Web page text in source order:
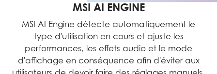
MSI AI ENGINE
MSI AI Engine détecte automatiquement le
type d'utilisation en cours et ajuste les
performances, les effets audio et le mode
d'affichage en conséquence afin d'éviter aux